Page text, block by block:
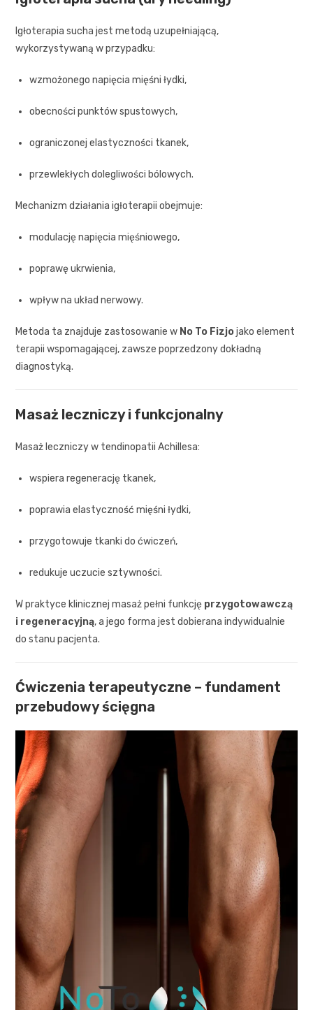
Igłoterapia sucha jest metodą uzupełniającą,
wykorzystywaną w przypadku:
wzmożonego napięcia mięśni łydki,
obecności punktów spustowych,
ograniczonej elastyczności tkanek,
przewlekłych dolegliwości bólowych.
Mechanizm działania igłoterapii obejmuje:
modulację napięcia mięśniowego,
poprawę ukrwienia,
wpływ na układ nerwowy.
Metoda ta znajduje zastosowanie w No To Fizjojako element
terapii wspomagającej, zawsze poprzedzony dokładną
diagnostyką.
Masaż leczniczy i funkcjonalny
Masaż leczniczy w tendinopatii Achillesa:
wspiera regenerację tkanek,
poprawia elastyczność mięśni łydki,
przygotowuje tkanki do ćwiczeń,
redukuje uczucie sztywności.
W praktyce klinicznej masaż pełni funkcję przygotowawczą
i regeneracyjną, a jego forma jest dobierana indywidualnie
do stanu pacjenta.
Ćwiczenia terapeutyczne – fundament
przebudowy ścięgna